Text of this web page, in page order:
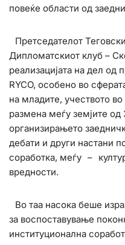
повеќе области од
Претседателот
Дипломатскиот клуб –
реализацијата на дел од
RYCO, особено во
на младите, учеството
размена меѓу земјите од
организирањето
дебати и други настани
соработка, меѓу –
вредности.
Во таа насока беше
за воспоставување
институционална